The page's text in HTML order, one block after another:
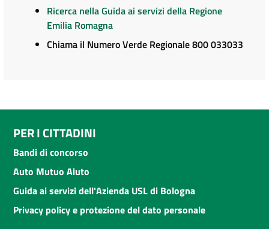
Ricerca nella Guida ai servizi della Regione
Emilia Romagna
Chiama il Numero Verde Regionale 800 033033
PER I CITTADINI
Bandi di concorso
Auto Mutuo Aiuto
Guida ai servizi dell'Azienda USL di Bologna
Privacy policy e protezione del dato personale